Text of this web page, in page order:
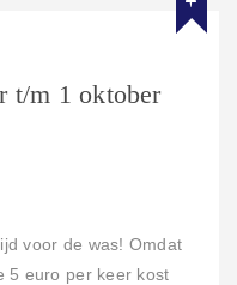
t/m 1 oktober
voor de was! Omdat
5 euro per keer kost